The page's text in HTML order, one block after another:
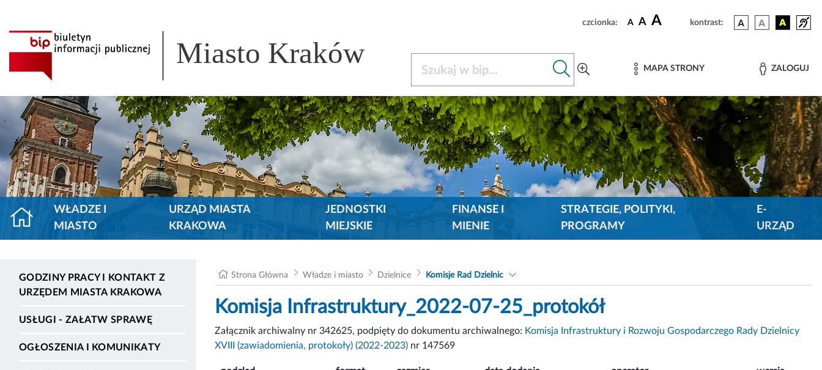
czcionka: A A A kontrast:
Miasto Kraków MAPA STRONY ZALOGUJ
WŁADZE I
MIASTO
URZĄD MIASTA
KRAKOWA
JEDNOSTKI
MIEJSKIE
FINANSE I
MIENIE
STRATEGIE, POLITYKI,
PROGRAMY
E-
URZĄD
GODZINY PRACY I KONTAKT Z
URZĘDEM MIASTA KRAKOWA
USŁUGI - ZAŁATW SPRAWĘ
OGŁOSZENIA I KOMUNIKATY
Strona Główna Władze i miasto Dzielnice Komisje Rad Dzielnic
Komisja Infrastruktury_2022-07-25_protokół
Załącznik archiwalny nr 342625, podpięty do dokumentu archiwalnego: Komisja Infrastruktury i Rozwoju Gospodarczego Rady Dzielnicy
XVIII (zawiadomienia, protokoły) (2022-2023) nr 147569